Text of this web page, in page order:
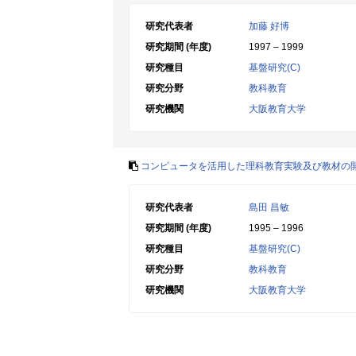
研究代表者
加藤 好博
研究期間 (年度)
1997 – 1999
研究種目
基盤研究(C)
研究分野
教科教育
研究機関
大阪教育大学
コンピュータを活用した理科教育実験及び教材の
研究代表者
島田 昌敏
研究期間 (年度)
1995 – 1996
研究種目
基盤研究(C)
研究分野
教科教育
研究機関
大阪教育大学